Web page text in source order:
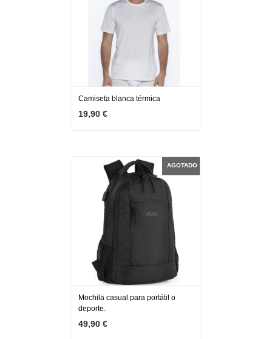
VER OPCIONES
Camiseta blanca térmica
19,90 €
AGOTADO
AGOTADO
Mochila casual para portátil o
deporte.
49,90 €